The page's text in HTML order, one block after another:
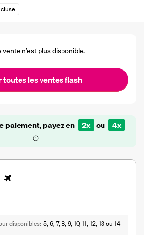
vente n’est plus disponible.
toutes les ventes flash
paiement, payez en 2x ou 4x
disponibles 5, 6, 7, 8, 9, 10, 11, 12, 13 ou 14